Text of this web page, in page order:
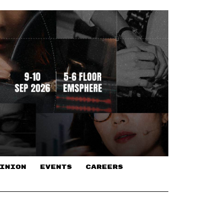
EVENTS CAREERS